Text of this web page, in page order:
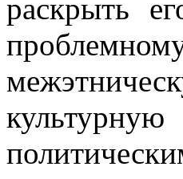
раскрыть